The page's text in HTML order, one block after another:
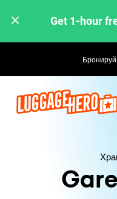
Get 1-hour